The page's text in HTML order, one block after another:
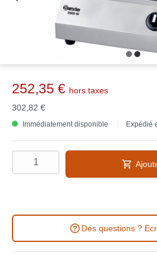
252,35 € hors taxes
302,82 €
Immédiatement disponible Expédié
Des questions ?